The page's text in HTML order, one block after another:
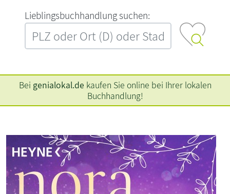
L‍i‍e‍b‍l‍i‍n‍g‍s‍b‍u‍c‍h‍h‍a‍n‍d‍l‍u‍n‍g‍ ‍s‍u‍c‍h‍e‍n‍:‍
Bei genialokal.de kaufen Sie online bei Ihrer lokalen
Buchhandlung!